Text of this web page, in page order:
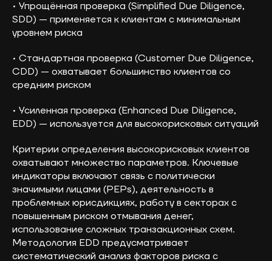
• Упрощённая проверка (Simplified Due Diligence,
SDD) — применяется к клиентам с минимальным
уровнем риска
• Стандартная проверка (Customer Due Diligence,
CDD) — охватывает большинство клиентов со
средним риском
• Усиленная проверка (Enhanced Due Diligence,
EDD) — используется для высокорисковых ситуаций
Критерии определения высокорисковых клиентов
охватывают множество параметров. Ключевые
индикаторы включают связь с политически
значимыми лицами (PEPs), деятельность в
проблемных юрисдикциях, работу в секторах с
повышенным риском отмывания денег,
использование сложных транзакционных схем.
Методология EDD предусматривает
систематический анализ факторов риска с